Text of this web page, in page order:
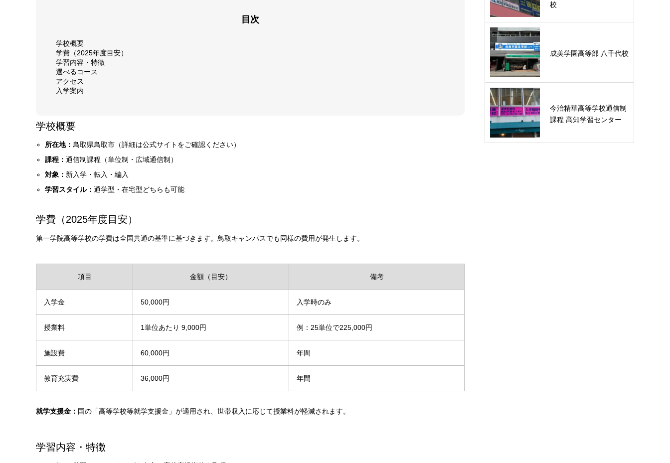
目次
学校概要
学費（2025年度目安）
学習内容・特徴
選べるコース
アクセス
入学案内
学校概要
所在地：鳥取県鳥取市（詳細は公式サイトをご確認ください）
課程：通信制課程（単位制・広域通信制）
対象： 新入学・転入・編入
学習スタイル：通学型・在宅型どちらも可能
学費（2025年度目安）
第一学院高等学校の学費は全国共通の基準に基づきます。鳥取キャンパスでも同様の費用が発生します。
項目 金額（目安） 備考
入学金 50,000円 入学時のみ
授業料 1単位あたり 9,000円 例：25単位で225,000円
施設費 60,000円 年間
教育充実費 36,000円 年間
就学支援金： 国の「高等学校等就学支援金」が適用され、世帯収入に応じて授業料が軽減されます。
学習内容・特徴
校
成美学園高等部 八千代校
今治精華高等学校通信制
課程 高知学習センター